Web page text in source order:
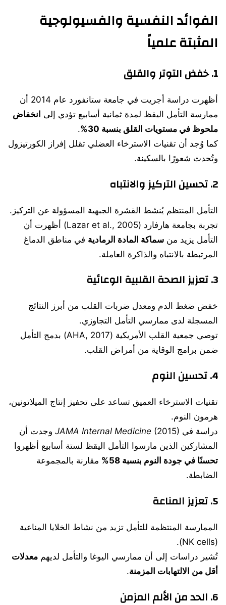
الفوائد النفسية والفسيولوجية
المثبتة علمياً
1. خفض التوتر والقلق
أظهرت دراسة أجريت في جامعة ستانفورد عام 2014 أن
ممارسة التأمل اليقظ لمدة ثمانية أسابيع تؤدي إلى انخفاض
ملحوظ في مستويات القلق بنسبة 30%
.
كما وُجد أن تقنيات الاسترخاء العضلي تقلل إفراز الكورتيزول
وتُحدث شعورًا بالسكينة.
2. تحسين التركيز والانتباه
التأمل المنتظم يُنشط القشرة الجبهية المسؤولة عن التركيز.
تجربة بجامعة هارفارد (Lazar et al., 2005) أظهرت أن
التأمل يزيد من سماكة المادة الرمادية في مناطق الدماغ
المرتبطة بالانتباه والذاكرة العاملة.
3. تعزيز الصحة القلبية الوعائية
خفض ضغط الدم ومعدل ضربات القلب من أبرز النتائج
المسجلة لدى ممارسي التأمل التجاوزي.
توصي جمعية القلب الأمريكية (AHA, 2017) بدمج التأمل
ضمن برامج الوقاية من أمراض القلب.
4. تحسين النوم
تقنيات الاسترخاء العميق تساعد على تحفيز إنتاج الميلاتونين،
هرمون النوم.
دراسة في
JAMA Internal Medicine (2015) وجدت أن
المشاركين الذين مارسوا التأمل اليقظ لستة أسابيع أظهروا
تحسنًا في جودة النوم بنسبة 58%
مقارنة بالمجموعة
الضابطة.
5. تعزيز المناعة
الممارسة المنتظمة للتأمل تزيد من نشاط الخلايا المناعية
(NK cells).
تُشير دراسات إلى أن ممارسي اليوغا والتأمل لديهم معدلات
أقل من الالتهابات المزمنة.
6. الحد من الألم المزمن